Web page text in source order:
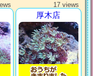
17 views
厚木店